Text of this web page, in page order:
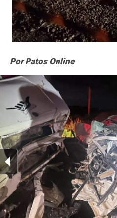
Por Patos Online